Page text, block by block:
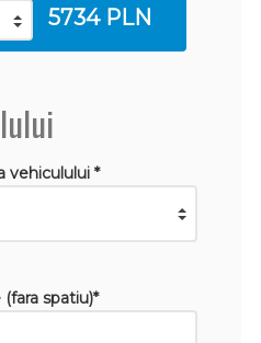
5734 PLN
vehiculului *
spatiu)*